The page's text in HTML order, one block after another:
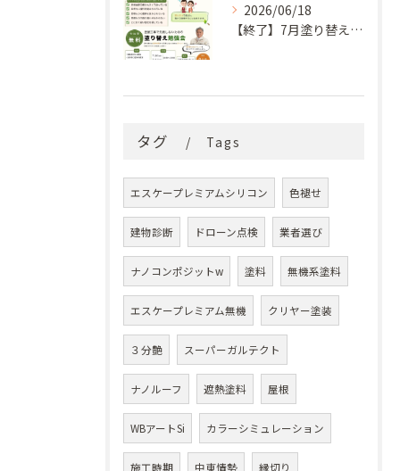
2026/06/18
【終了】7月塗り替え勉強会のお知らせ
タグ Tags
エスケープレミアムシリコン 色褪せ
建物診断 ドローン点検 業者選び
ナノコンポジットw 塗料 無機系塗料
エスケープレミアム無機 クリヤー塗装
３分艶 スーパーガルテクト
ナノルーフ 遮熱塗料 屋根
WBアートSi カラーシミュレーション
施工時期 中東情勢 縁切り